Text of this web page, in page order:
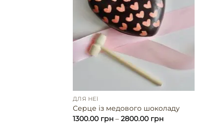
ДЛЯ НЕЇ
Серце із медового шоколаду
1300.00 грн– 2800.00 грн